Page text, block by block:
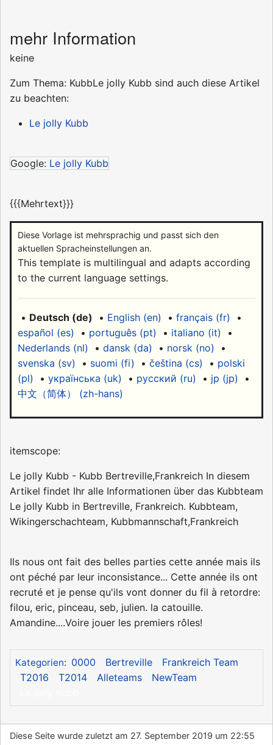
mehr Information
keine
Zum Thema: KubbLe jolly Kubb sind auch diese Artikel
zu beachten:
Le jolly Kubb
Google: Le jolly Kubb
{{{Mehrtext}}}
Diese Vorlage ist mehrsprachig und passt sich den
aktuellen Spracheinstellungen an.
This template is multilingual and adapts according
to the current language settings.
• Deutsch (de) • English (en) • français (fr) •
español (es) • português (pt) • italiano (it) •
Nederlands (nl) • dansk (da) • norsk (no) •
svenska (sv) • suomi (fi) • čeština (cs) • polski
(pl) • українська (uk) • русский (ru) • jp (jp) •
中文（简体）‎ (zh-hans)
itemscope:
Le jolly Kubb - Kubb Bertreville,Frankreich In diesem
Artikel findet Ihr alle Informationen über das Kubbteam
Le jolly Kubb in Bertreville, Frankreich. Kubbteam,
Wikingerschachteam, Kubbmannschaft,Frankreich
Ils nous ont fait des belles parties cette année mais ils
ont péché par leur inconsistance... Cette année ils ont
recruté et je pense qu'ils vont donner du fil à retordre:
filou, eric, pinceau, seb, julien. la catouille.
Amandine....Voire jouer les premiers rôles!
Kategorien: 0000 Bertreville
Frankreich Team
T2016
T2014 Alleteams
NewTeam
Diese Seite wurde zuletzt am 27. September 2019 um 22:55